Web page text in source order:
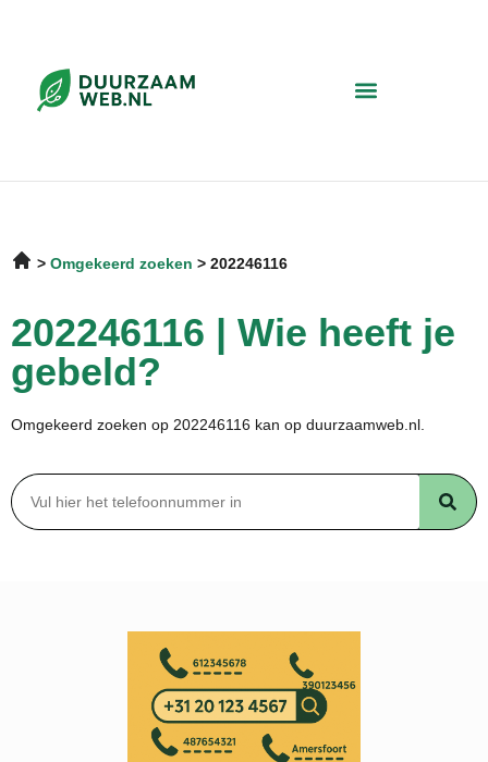
Omgekeerd zoeken 202246116
202246116 | Wie heeft je
gebeld?
Omgekeerd zoeken op 202246116 kan op duurzaamweb.nl.